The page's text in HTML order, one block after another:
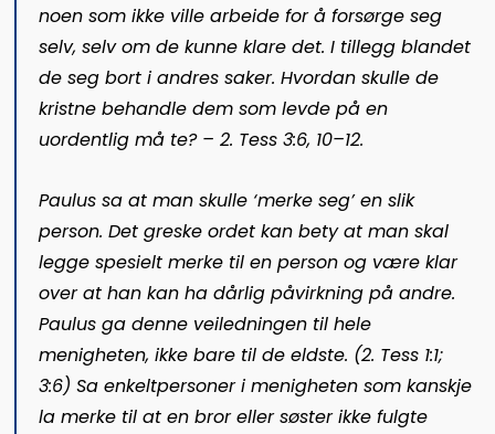
noen som ikke ville arbeide for å forsørge seg
selv, selv om de kunne klare det. I tillegg blandet
de seg bort i andres saker. Hvordan skulle de
kristne behandle dem som levde på en
uordentlig må te? – 2. Tess 3:6, 10–12.
Paulus sa at man skulle ‘merke seg’ en slik
person. Det greske ordet kan bety at man skal
legge spesielt merke til en person og være klar
over at han kan ha dårlig påvirkning på andre.
Paulus ga denne veiledningen til hele
menigheten, ikke bare til de eldste. (2. Tess 1:1;
3:6) Saenkeltpersoneri menigheten som kanskje
la merke til at en bror eller søster ikke fulgte